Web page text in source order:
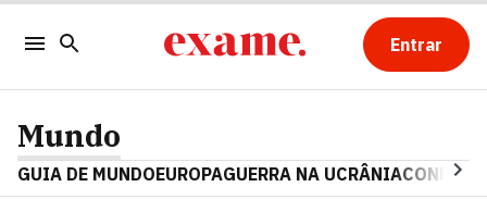
Entrar
Mundo
GUIA DE MUNDOEUROPAGUERRA NA UCRÂNIA